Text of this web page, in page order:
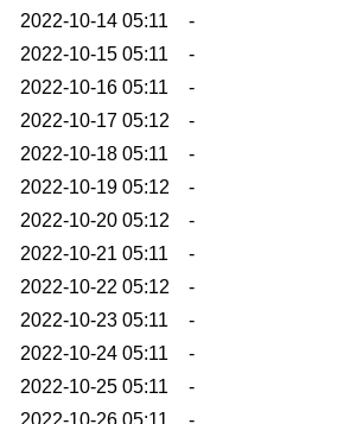
2022-10-14 05:11
-
2022-10-15 05:11
-
2022-10-16 05:11
-
2022-10-17 05:12
-
2022-10-18 05:11
-
2022-10-19 05:12
-
2022-10-20 05:12
-
2022-10-21 05:11
-
2022-10-22 05:12
-
2022-10-23 05:11
-
2022-10-24 05:11
-
2022-10-25 05:11
-